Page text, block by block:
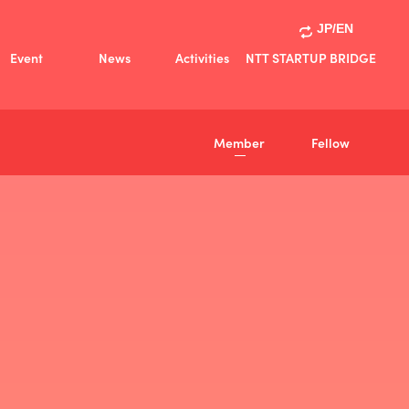
JP/EN
Event News
Activities
NTT STARTUP BRIDGE
Member Fellow